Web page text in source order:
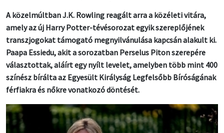
A közelmúltban J.K. Rowling reagált arra a közéleti vitára,
amely az új Harry Potter-tévésorozat egyik szereplőjének
transzjogokat támogató megnyilvánulása kapcsán alakult ki.
Paapa Essiedu, akit a sorozatban Perselus Piton szerepére
választottak, aláírt egy nyílt levelet, amelyben több mint 400
színész bírálta az Egyesült Királyság Legfelsőbb Bíróságának
férfiakra és nőkre vonatkozó döntését.